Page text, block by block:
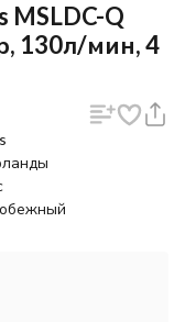
MSLDC-Q
130л/мин, 4